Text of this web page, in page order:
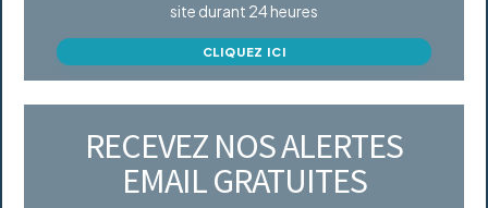
site durant 24 heures
CLIQUEZ ICI
RECEVEZ NOS ALERTES
EMAIL GRATUITES